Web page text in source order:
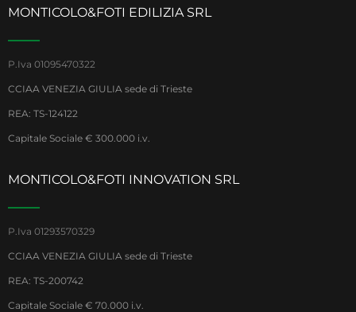
MONTICOLO&FOTI EDILIZIA SRL
P.Iva 01095470322
CCIAA VENEZIA GIULIA sede di Trieste
REA: TS-124122
Capitale Sociale € 300.000 i.v.
MONTICOLO&FOTI INNOVATION SRL
P.Iva 01293570329
CCIAA VENEZIA GIULIA sede di Trieste
REA: TS-200742
Capitale Sociale € 70.000 i.v.